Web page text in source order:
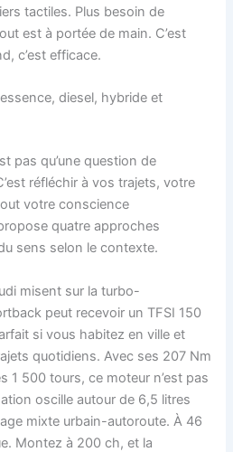
tactiles. Plus besoin de
est à portée de main. C’est
c’est efficace.
diesel, hybride et
pas qu’une question de
réfléchir à vos trajets, votre
votre conscience
quatre approches
sens selon le contexte.
misent sur la turbo-
peut recevoir un TFSI 150
si vous habitez en ville et
quotidiens. Avec ses 207 Nm
1 500 tours, ce moteur n’est pas
oscille autour de 6,5 litres
mixte urbain-autoroute. À 46
Montez à 200 ch, et la